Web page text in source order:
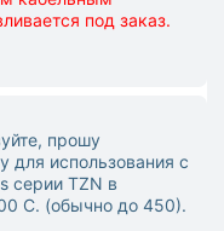
под заказ.
прошу
для использования с
серии TZN в
С. (обычно до 450).